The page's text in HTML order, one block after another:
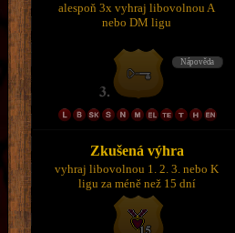
alespoň 3x vyhraj libovolnou A
nebo DM ligu
Zkušená výhra
vyhraj libovolnou 1. 2. 3. nebo K
ligu za méně než 15 dní